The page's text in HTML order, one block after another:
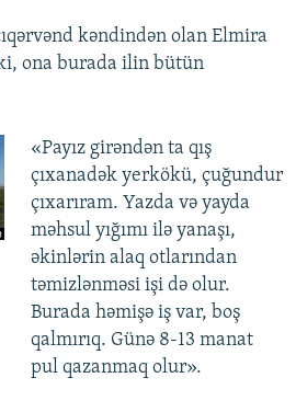
kəndindən olan Elmira
ona burada ilin bütün
«Payız girəndən ta qış
çıxanadək yerkökü, çuğundur
çıxarıram. Yazda və yayda
məhsul yığımı ilə yanaşı,
əkinlərin alaq otlarından
təmizlənməsi işi də olur.
Burada həmişə iş var, boş
qalmırıq. Günə 8-13 manat
pul qazanmaq olur».